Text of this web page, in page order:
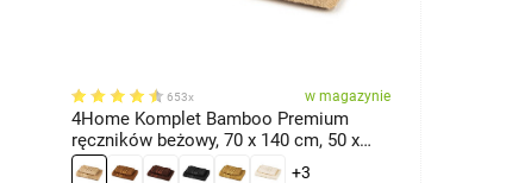
653x w magazynie
4Home Komplet Bamboo Premium
ręczników beżowy, 70 x 140 cm, 50 x
100 cm
+3